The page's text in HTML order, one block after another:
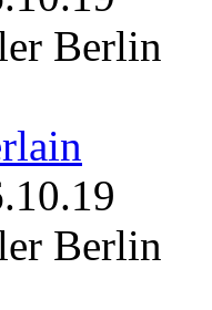
Berlin
Berlin